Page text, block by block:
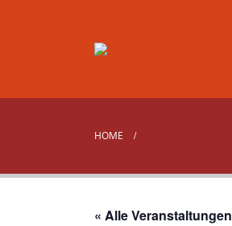
HOME
« Alle Veranstaltungen